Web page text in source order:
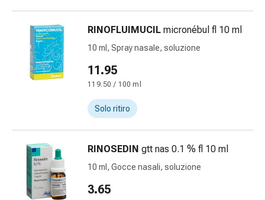
cardiaca
compressione
Disturbi
circolatori
venosi
Disturbi
nervo
RINOFLUIMUCIL micronébul fl 10 ml
10 ml, Spray nasale, soluzione
11.95
119.50 / 100 ml
Solo ritiro
RINOSEDIN gtt nas 0.1 % fl 10 ml
10 ml, Gocce nasali, soluzione
3.65